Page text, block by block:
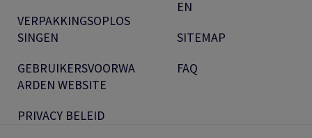
VERPAKKINGSOPLOS
SINGEN
GEBRUIKERSVOORWA
ARDEN WEBSITE
PRIVACY BELEID
EN
SITEMAP
FAQ